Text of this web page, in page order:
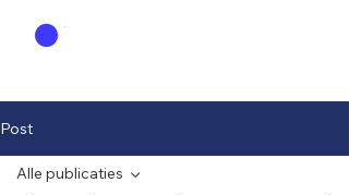
Post
Alle publicaties